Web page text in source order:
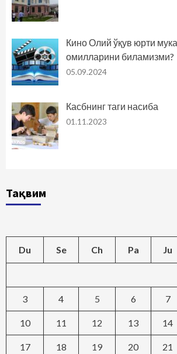
Кино Олий ўқув юрти
омилларини биламизми?
05.09.2024
Касбнинг таги насиба
01.11.2023
Тақвим
Du Se Ch Pa Ju
3 4 5 6 7
10 11 12 13 14
17 18 19 20 21